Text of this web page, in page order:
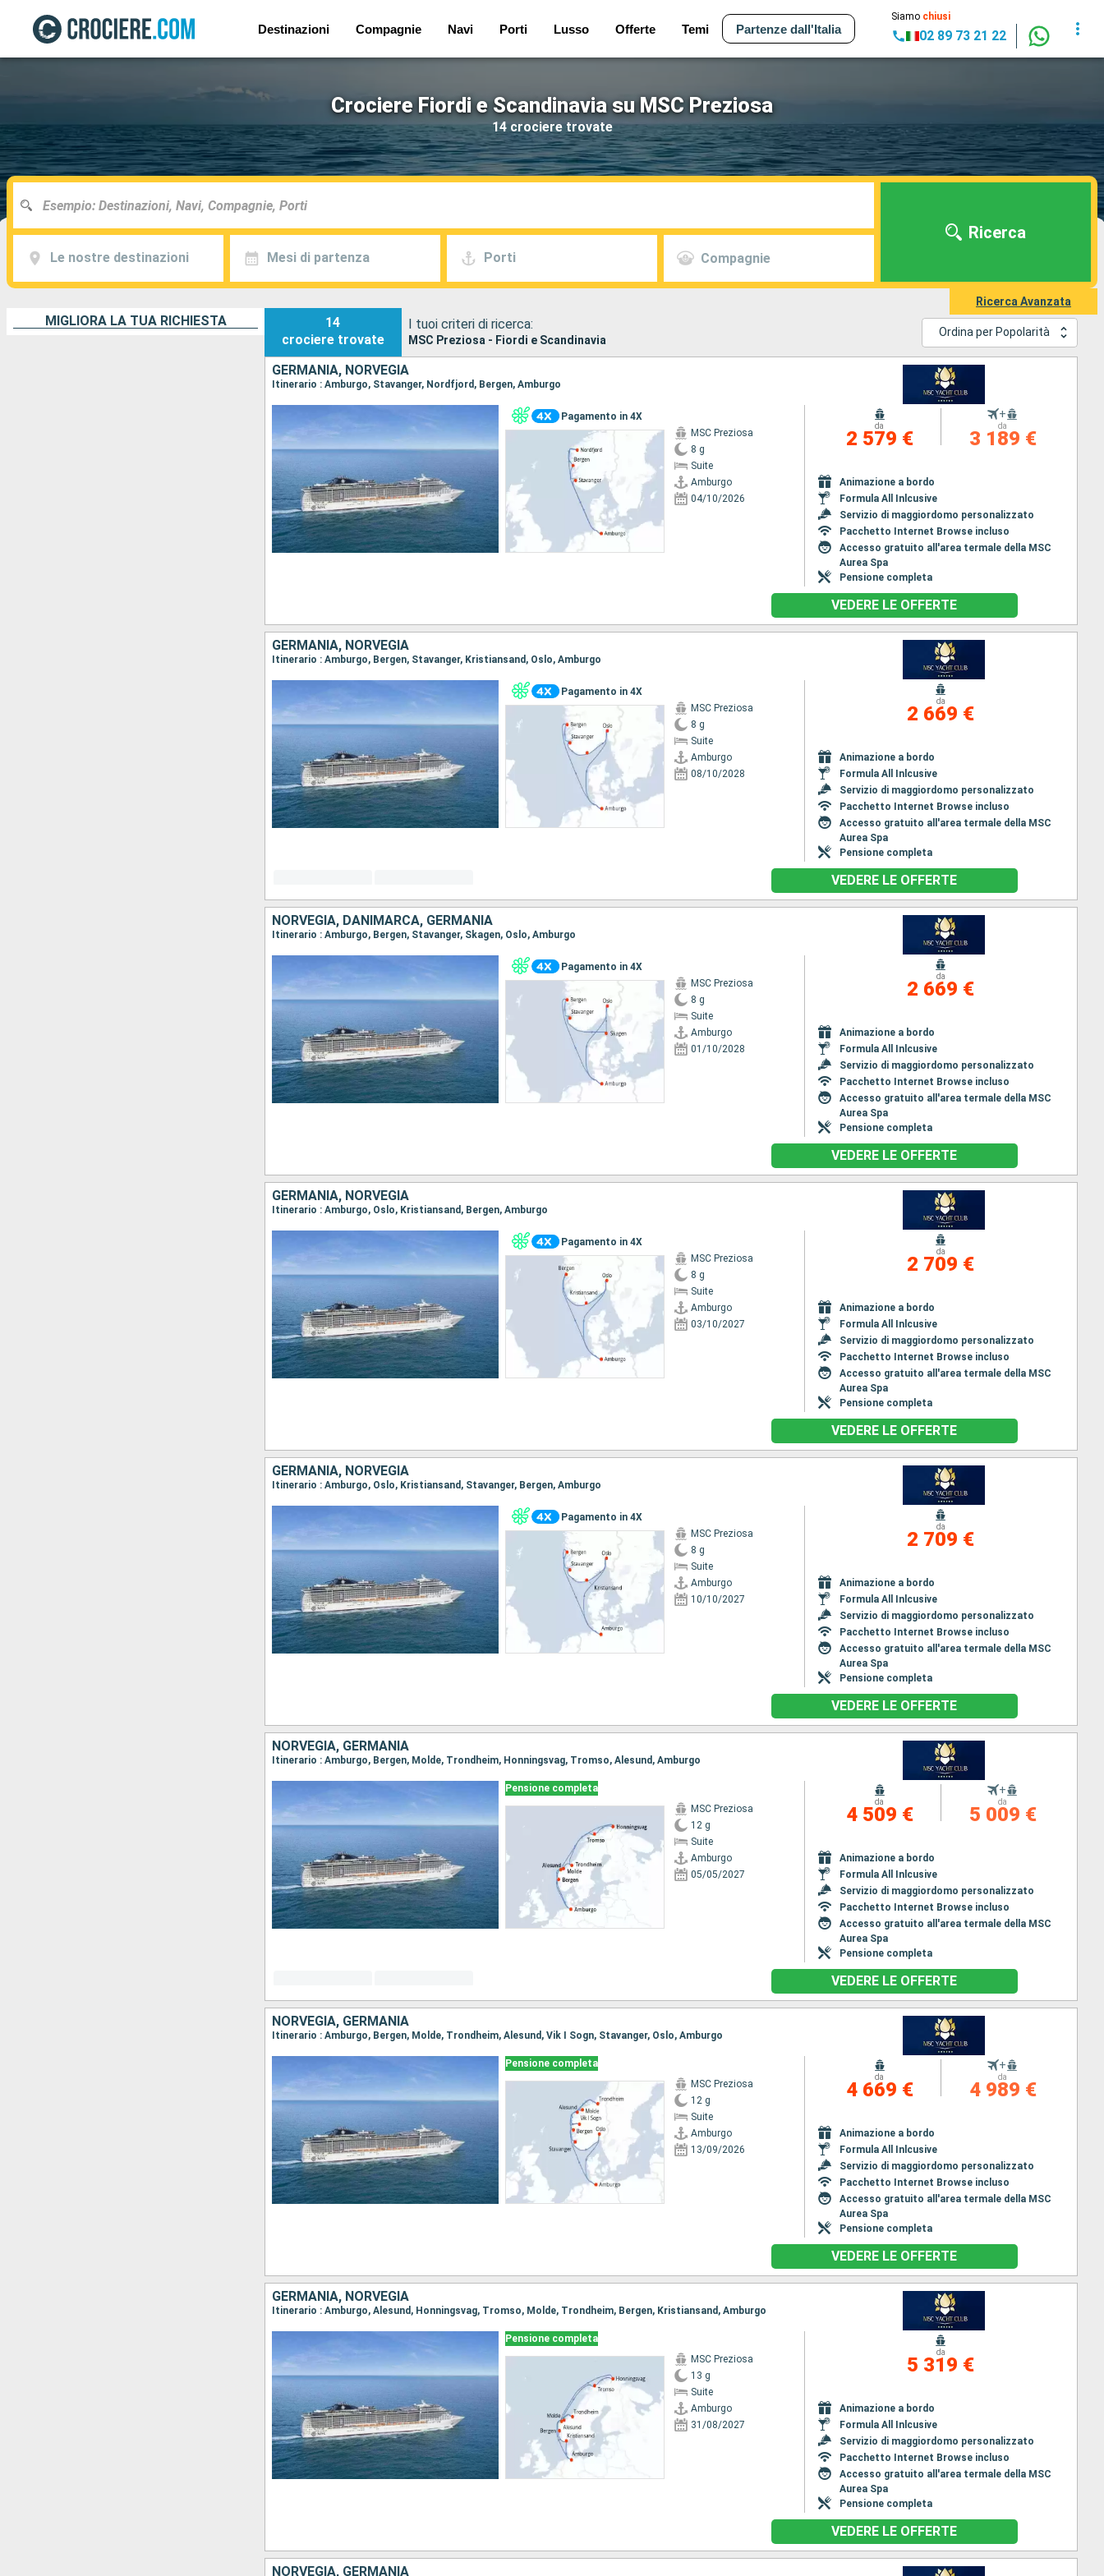
Destinazioni Compagnie Navi Porti Lusso Offerte Temi Partenze dall'Italia
Siamo chiusi
02 89 73 21 22
Crociere Fiordi e Scandinavia su MSC Preziosa
14 crociere trovate
Le nostre destinazioni Mesi di partenza Porti Compagnie
Ricerca
Ricerca Avanzata
MIGLIORA LA TUA RICHIESTA
14
crociere trovate
I tuoi criteri di ricerca:
MSC Preziosa - Fiordi e Scandinavia
Ordina per Popolarità
GERMANIA, NORVEGIA
Itinerario : Amburgo, Stavanger, Nordfjord, Bergen, Amburgo
Pagamento in 4X
MSC Preziosa
8 g
Suite
Amburgo
04/10/2026
da
2 579 €
+
da
3 189 €
Animazione a bordo
Formula All Inlcusive
Servizio di maggiordomo personalizzato
Pacchetto Internet Browse incluso
Accesso gratuito all'area termale della MSC
Aurea Spa
Pensione completa
VEDERE LE OFFERTE
GERMANIA, NORVEGIA
Itinerario : Amburgo, Bergen, Stavanger, Kristiansand, Oslo, Amburgo
Pagamento in 4X
MSC Preziosa
8 g
Suite
Amburgo
08/10/2028
da
2 669 €
Animazione a bordo
Formula All Inlcusive
Servizio di maggiordomo personalizzato
Pacchetto Internet Browse incluso
Accesso gratuito all'area termale della MSC
Aurea Spa
Pensione completa
VEDERE LE OFFERTE
NORVEGIA, DANIMARCA, GERMANIA
Itinerario : Amburgo, Bergen, Stavanger, Skagen, Oslo, Amburgo
Pagamento in 4X
MSC Preziosa
8 g
Suite
Amburgo
01/10/2028
da
2 669 €
Animazione a bordo
Formula All Inlcusive
Servizio di maggiordomo personalizzato
Pacchetto Internet Browse incluso
Accesso gratuito all'area termale della MSC
Aurea Spa
Pensione completa
VEDERE LE OFFERTE
GERMANIA, NORVEGIA
Itinerario : Amburgo, Oslo, Kristiansand, Bergen, Amburgo
Pagamento in 4X
MSC Preziosa
8 g
Suite
Amburgo
03/10/2027
da
2 709 €
Animazione a bordo
Formula All Inlcusive
Servizio di maggiordomo personalizzato
Pacchetto Internet Browse incluso
Accesso gratuito all'area termale della MSC
Aurea Spa
Pensione completa
VEDERE LE OFFERTE
GERMANIA, NORVEGIA
Itinerario : Amburgo, Oslo, Kristiansand, Stavanger, Bergen, Amburgo
Pagamento in 4X
MSC Preziosa
8 g
Suite
Amburgo
10/10/2027
da
2 709 €
Animazione a bordo
Formula All Inlcusive
Servizio di maggiordomo personalizzato
Pacchetto Internet Browse incluso
Accesso gratuito all'area termale della MSC
Aurea Spa
Pensione completa
VEDERE LE OFFERTE
NORVEGIA, GERMANIA
Itinerario : Amburgo, Bergen, Molde, Trondheim, Honningsvag, Tromso, Alesund, Amburgo
Pensione completa
MSC Preziosa
12 g
Suite
Amburgo
05/05/2027
da
4 509 €
+
da
5 009 €
Animazione a bordo
Formula All Inlcusive
Servizio di maggiordomo personalizzato
Pacchetto Internet Browse incluso
Accesso gratuito all'area termale della MSC
Aurea Spa
Pensione completa
VEDERE LE OFFERTE
NORVEGIA, GERMANIA
Itinerario : Amburgo, Bergen, Molde, Trondheim, Alesund, Vik I Sogn, Stavanger, Oslo, Amburgo
Pensione completa
MSC Preziosa
12 g
Suite
Amburgo
13/09/2026
da
4 669 €
+
da
4 989 €
Animazione a bordo
Formula All Inlcusive
Servizio di maggiordomo personalizzato
Pacchetto Internet Browse incluso
Accesso gratuito all'area termale della MSC
Aurea Spa
Pensione completa
VEDERE LE OFFERTE
GERMANIA, NORVEGIA
Itinerario : Amburgo, Alesund, Honningsvag, Tromso, Molde, Trondheim, Bergen, Kristiansand, Amburgo
Pensione completa
MSC Preziosa
13 g
Suite
Amburgo
31/08/2027
da
5 319 €
Animazione a bordo
Formula All Inlcusive
Servizio di maggiordomo personalizzato
Pacchetto Internet Browse incluso
Accesso gratuito all'area termale della MSC
Aurea Spa
Pensione completa
VEDERE LE OFFERTE
NORVEGIA, GERMANIA